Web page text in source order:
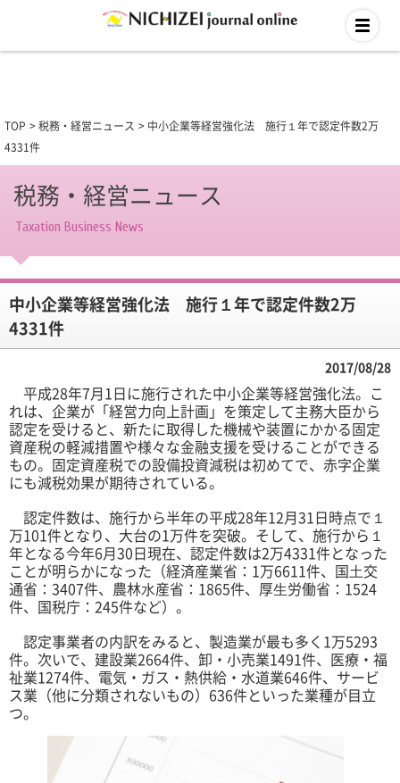
TOP 税務・経営ニュース
中小企業等経営強化法 施行１年で認定件数2万
4331件
税務・経営ニュース
Taxation Business News
中小企業等経営強化法 施行１年で認定件数2万
4331件
2017/08/28
平成28年7月1日に施行された中小企業等経営強化法。こ
れは、企業が「経営力向上計画」を策定して主務大臣から
認定を受けると、新たに取得した機械や装置にかかる固定
資産税の軽減措置や様々な金融支援を受けることができる
もの。固定資産税での設備投資減税は初めてで、赤字企業
にも減税効果が期待されている。
認定件数は、施行から半年の平成28年12月31日時点で１
万101件となり、大台の1万件を突破。そして、施行から１
年となる今年6月30日現在、認定件数は2万4331件となった
ことが明らかになった（経済産業省：1万6611件、国⼟交
通省：3407件、農林⽔産省：1865件、厚⽣労働省：1524
件、国税庁：245件など）。
認定事業者の内訳をみると、製造業が最も多く1万5293
件。次いで、建設業2664件、卸・小売業1491件、医療・福
祉業1274件、電気・ガス・熱供給・水道業646件、サービ
ス業（他に分類されないもの）636件といった業種が目立
つ。